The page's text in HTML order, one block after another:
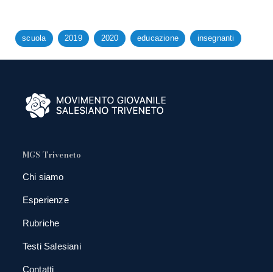
scuola 2019 2020 educazione insegnanti
MGS Triveneto
Chi siamo
Esperienze
Rubriche
Testi Salesiani
Contatti